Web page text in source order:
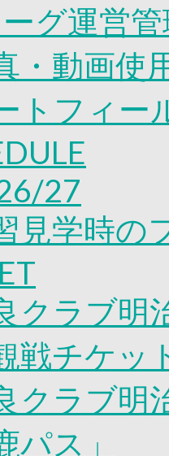
グ運営
・動画使
トフィー
27
見学時の
クラブ明
戦チケッ
クラブ明
パス」